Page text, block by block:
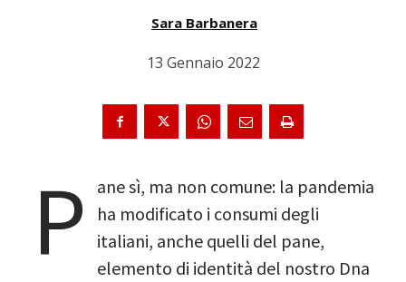
Sara Barbanera
13 Gennaio 2022
P
ane sì, ma non comune: la pandemia
ha modificato i consumi degli
italiani, anche quelli del pane,
elemento di identità del nostro Dna